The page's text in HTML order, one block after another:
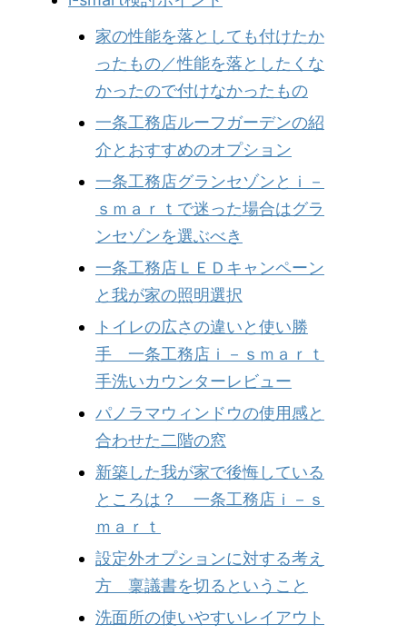
家の性能を落としても付けたか
ったもの／性能を落としたくな
かったので付けなかったもの
一条工務店ルーフガーデンの紹
介とおすすめのオプション
一条工務店グランセゾンとｉ－
ｓｍａｒｔで迷った場合はグラ
ンセゾンを選ぶべき
一条工務店ＬＥＤキャンペーン
と我が家の照明選択
トイレの広さの違いと使い勝
手 一条工務店ｉ－ｓｍａｒｔ
手洗いカウンターレビュー
パノラマウィンドウの使用感と
合わせた二階の窓
新築した我が家で後悔している
ところは？ 一条工務店ｉ－ｓ
ｍａｒｔ
設定外オプションに対する考え
方 稟議書を切るということ
洗面所の使いやすいレイアウト